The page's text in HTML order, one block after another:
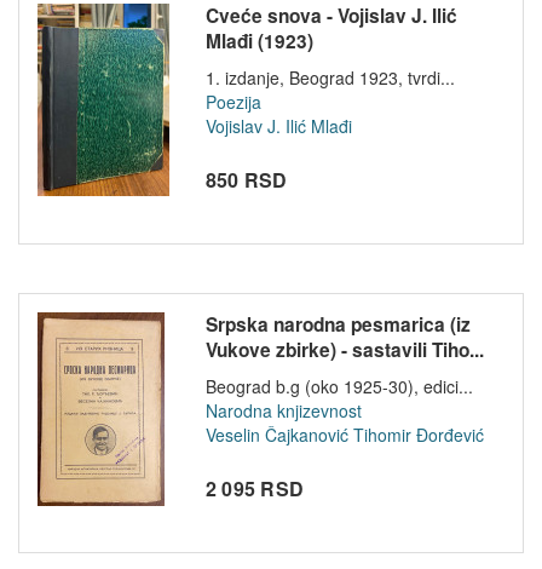
Cveće snova - Vojislav J. Ilić
Mlađi (1923)
1. izdanje, Beograd 1923, tvrdi...
Poezija
Vojislav J. Ilić Mlađi
850 RSD
Srpska narodna pesmarica (iz
Vukove zbirke) - sastavili Tiho...
Beograd b.g (oko 1925-30), edici...
Narodna knjizevnost
Veselin Čajkanović Tihomir Đorđević
2 095 RSD